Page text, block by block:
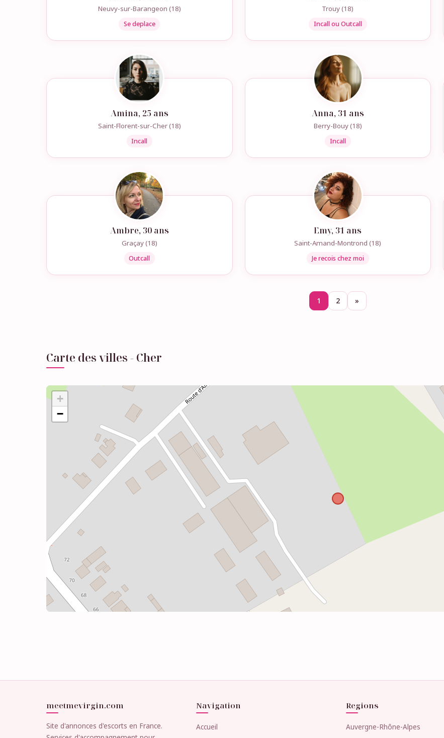
Neuvy-sur-Barangeon (18)
Se deplace
Trouy (18)
Incall ou Outcall
Amina, 25 ans
Saint-Florent-sur-Cher (18)
Incall
Anna, 31 ans
Berry-Bouy (18)
Incall
Ambre, 30 ans
Graçay (18)
Outcall
Emy, 31 ans
Saint-Amand-Montrond (18)
Je recois chez moi
1 2 »
Carte des villes - Cher
+
−
meetmevirgin.com
Site d'annonces d'escorts en France.
Navigation
Accueil
Regions
Auvergne-Rhône-Alpes